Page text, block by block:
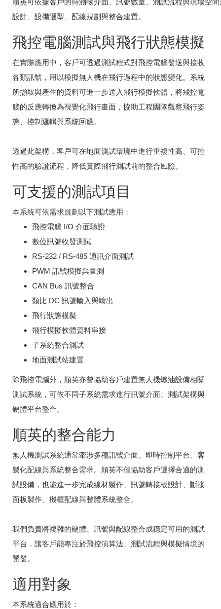
順英可依據客戶的待測物介面、訊號數量、測試流程與現場空
設計、設備選型、配線規劃與整合建置。
飛控電腦測試與飛行狀態模擬
在實際應用中，客戶可透過測試程式對飛控電腦發送與接收
各類訊號，用以模擬無人機在飛行過程中的狀態變化。系統
所擷取與產生的資料可進一步送入飛行模擬軟體，將飛控電
腦的反應轉換為視覺化飛行畫面，協助工程團隊觀察飛行姿
態、控制邏輯與系統回應。
透過此架構，客戶可在地面測試環境中進行重複性高、可控
性高的驗證流程，降低實際飛行測試前的整合風險。
可支援的測試項目
本系統可依需求規劃以下測試應用：
飛控電腦 I/O 介面驗證
數位訊號收發測試
RS-232 / RS-485 通訊介面測試
PWM 訊號模擬與量測
CAN Bus 訊號整合
類比 DC 訊號輸入與輸出
飛行狀態模擬
飛行模擬軟體資料串接
子系統整合測試
地面測試站建置
除飛控電腦外，順英亦曾協助客戶建置無人機燃油設備相關
測試系統，可依不同子系統需求進行訊號介面、測試架構與
硬體平台整合。
順英的整合能力
無人機測試系統通常牽涉多種訊號介面、即時控制平台、客
製化配線與系統整合需求。順英不僅協助客戶選擇合適的測
試設備，也能進一步完成線材製作、訊號轉接板設計、斷接
面板製作、機櫃配線與整體系統整合。
我們負責將複雜的硬體、訊號與配線整合成穩定可用的測試
平台，讓客戶能專注於飛控演算法、測試流程與模擬情境的
開發。
適用對象
本系統適合應用於：